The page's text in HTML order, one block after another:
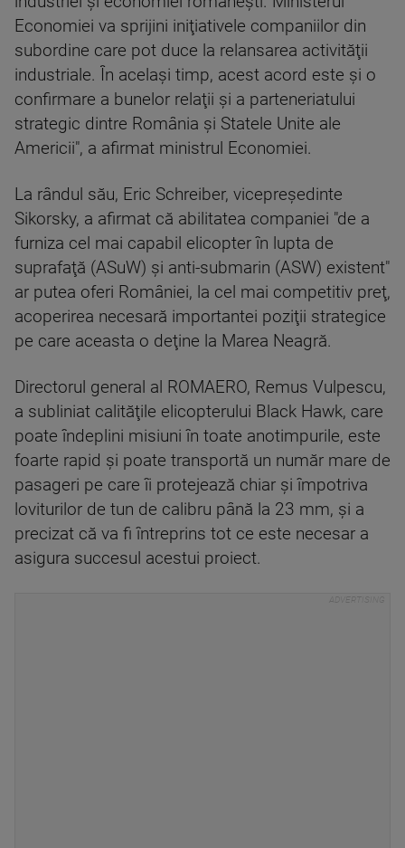
Economiei va sprijini iniţiativele companiilor din
subordine care pot duce la relansarea activităţii
industriale. În acelaşi timp, acest acord este şi o
confirmare a bunelor relaţii şi a parteneriatului
strategic dintre România şi Statele Unite ale
Americii", a afirmat ministrul Economiei.
La rândul său, Eric Schreiber, vicepreşedinte
Sikorsky, a afirmat că abilitatea companiei "de a
furniza cel mai capabil elicopter în lupta de
suprafaţă (ASuW) şi anti-submarin (ASW) existent"
ar putea oferi României, la cel mai competitiv preţ,
acoperirea necesară importantei poziţii strategice
pe care aceasta o deţine la Marea Neagră.
Directorul general al ROMAERO, Remus Vulpescu,
a subliniat calităţile elicopterului Black Hawk, care
poate îndeplini misiuni în toate anotimpurile, este
foarte rapid şi poate transportă un număr mare de
pasageri pe care îi protejează chiar şi împotriva
loviturilor de tun de calibru până la 23 mm, şi a
precizat că va fi întreprins tot ce este necesar a
asigura succesul acestui proiect.